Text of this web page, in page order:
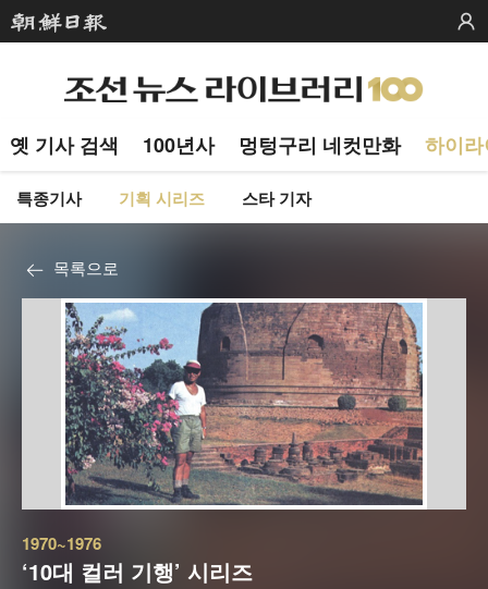
옛 기사 검색 100년사 멍텅구리 네컷만화 하이
특종기사 기획 시리즈 스타 기자
목록으로
1970~1976
‘10대 컬러 기행’ 시리즈